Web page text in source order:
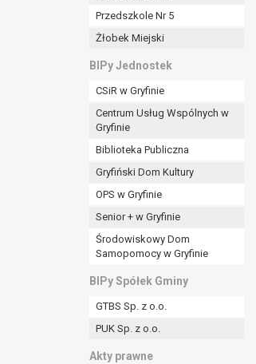
Przedszkole Nr 5
Żłobek Miejski
BIPy Jednostek
CSiR w Gryfinie
Centrum Usług Wspólnych w
Gryfinie
Biblioteka Publiczna
Gryfiński Dom Kultury
OPS w Gryfinie
Senior + w Gryfinie
Środowiskowy Dom
Samopomocy w Gryfinie
BIPy Spółek Gminy
GTBS Sp. z o.o.
PUK Sp. z o.o.
Akty prawne
roszczeń,
stronie administratora są
tą osobę,
jest:
trzecią.
osobowych, chyba że wykaże
lub podstaw do
przysługuje Pani/Panu
przed jej cofnięciem.
administratora.